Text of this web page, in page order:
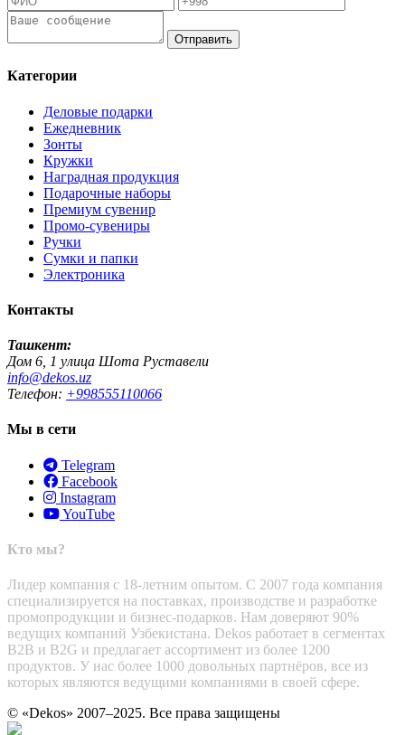
Отправить
Категории
Деловые подарки
Ежедневник
Зонты
Кружки
Наградная продукция
Подарочные наборы
Премиум сувенир
Промо-сувениры
Ручки
Сумки и папки
Электроника
Контакты
Ташкент:
Дом 6, 1 улица Шота Руставели
info@dekos.uz
Телефон: +998555110066
Мы в сети
Telegram
Facebook
Instagram
YouTube
Кто мы?
Лидер компания с 18-летним опытом. С 2007 года компания
специализируется на поставках, производстве и разработке
промопродукции и бизнес-подарков. Нам доверяют 90%
ведущих компаний Узбекистана. Dekos работает в сегментах
B2B и B2G и предлагает ассортимент из более 1200
продуктов. У нас более 1000 довольных партнёров, все из
которых являются ведущими компаниями в своей сфере.
© «Dekos» 2007–2025. Все права защищены